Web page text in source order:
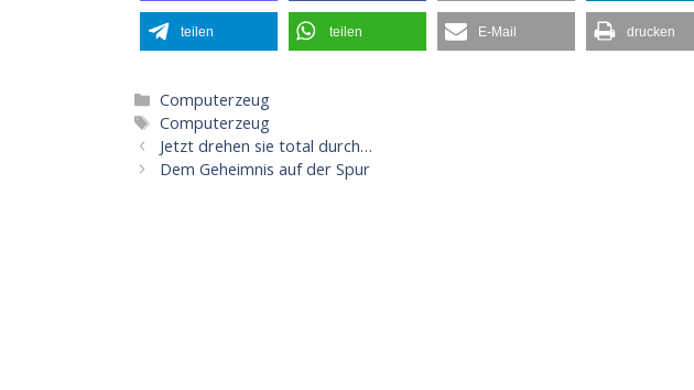
teilen teilen E-Mail drucken
Kategorien
Computerzeug
Schlagwörter
Computerzeug
Jetzt drehen sie total durch…
Dem Geheimnis auf der Spur